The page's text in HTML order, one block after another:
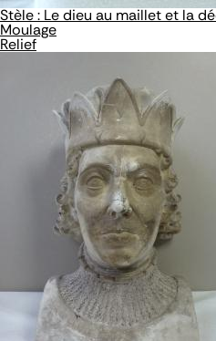
Stèle : Le dieu au maillet et la
Moulage
Relief